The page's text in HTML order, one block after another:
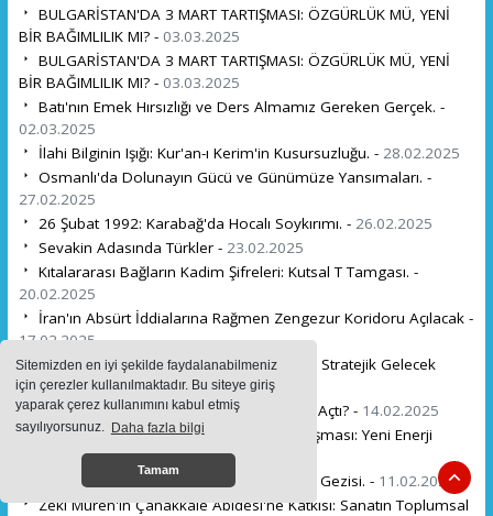
Sitemizden en iyi şekilde faydalanabilmeniz
için çerezler kullanılmaktadır. Bu siteye giriş
yaparak çerez kullanımını kabul etmiş
sayılıyorsunuz. Daha fazla bilgi
Tamam
BULGARİSTAN'DA 3 MART TARTIŞMASI: ÖZGÜRLÜK MÜ, YENİ
BİR BAĞIMLILIK MI? - 03.03.2025
BULGARİSTAN'DA 3 MART TARTIŞMASI: ÖZGÜRLÜK MÜ, YENİ
BİR BAĞIMLILIK MI? - 03.03.2025
Batı'nın Emek Hırsızlığı ve Ders Almamız Gereken Gerçek. -
02.03.2025
İlahi Bilginin Işığı: Kur'an-ı Kerim'in Kusursuzluğu. - 28.02.2025
Osmanlı'da Dolunayın Gücü ve Günümüze Yansımaları. -
27.02.2025
26 Şubat 1992: Karabağ'da Hocalı Soykırımı. - 26.02.2025
Sevakin Adasında Türkler - 23.02.2025
Kıtalararası Bağların Kadim Şifreleri: Kutsal T Tamgası. -
20.02.2025
İran'ın Absürt İddialarına Rağmen Zengezur Koridoru Açılacak -
17.02.2025
Avrupa'nın Türkiye'ye Olan Bağımlılığı ve Stratejik Gelecek
Rafet ULUTÜRK . -16.02.2025
Pislikten Medeniyete: Avrupa Nasıl Arayı Açtı? - 14.02.2025
Türkiye ve Pakistan'dan Dev Petrol Anlaşması: Yeni Enerji
Stratejisi! -12.02.2025
Karlı İstanbul'da Tarihi Bir Avrupa Yakası Gezisi. - 11.02.2025
Zeki Müren'in Çanakkale Abidesi'ne Katkısı: Sanatın Toplumsal